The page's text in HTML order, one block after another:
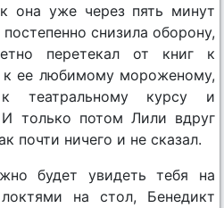
она уже через пять минут
снизила оборону,
перетекал от книг к
к ее любимому мороженому,
театральному курсу и
только потом Лили вдруг
почти ничего и не сказал.
будет увидеть тебя на
на стол, Бенедикт